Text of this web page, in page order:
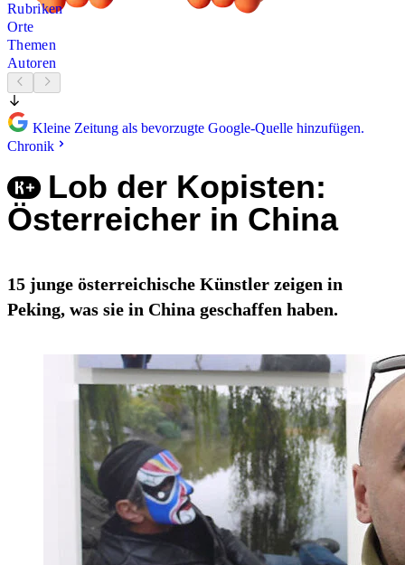
Rubriken
Orte
Themen
Autoren
Kleine Zeitung als bevorzugte Google-Quelle hinzufügen.
Chronik
Lob der Kopisten:
Österreicher in China
15 junge österreichische Künstler zeigen in
Peking, was sie in China geschaffen haben.